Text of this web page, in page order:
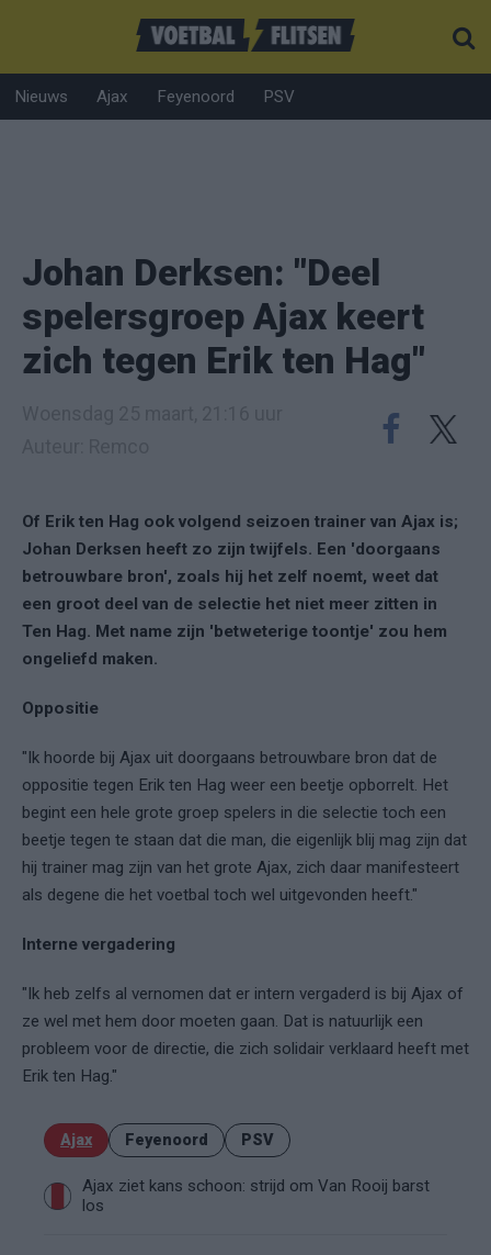
Nieuws Ajax Feyenoord PSV
Johan Derksen: "Deel
spelersgroep Ajax keert
zich tegen Erik ten Hag"
Of Erik ten Hag ook volgend seizoen trainer van Ajax is;
Johan Derksen heeft zo zijn twijfels. Een 'doorgaans
betrouwbare bron', zoals hij het zelf noemt, weet dat
een groot deel van de selectie het niet meer zitten in
Ten Hag. Met name zijn 'betweterige toontje' zou hem
ongeliefd maken.
Oppositie
"Ik hoorde bij Ajax uit doorgaans betrouwbare bron dat de
oppositie tegen Erik ten Hag weer een beetje opborrelt. Het
begint een hele grote groep spelers in die selectie toch een
beetje tegen te staan dat die man, die eigenlijk blij mag zijn dat
hij trainer mag zijn van het grote Ajax, zich daar manifesteert
als degene die het voetbal toch wel uitgevonden heeft."
Interne vergadering
"Ik heb zelfs al vernomen dat er intern vergaderd is bij Ajax of
ze wel met hem door moeten gaan. Dat is natuurlijk een
probleem voor de directie, die zich solidair verklaard heeft met
Erik ten Hag."
Ajax Feyenoord PSV
Ajax ziet kans schoon: strijd om Van Rooij barst
los